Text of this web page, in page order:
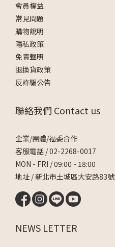
會員權益
常見問題
購物說明
隱私政策
免責聲明
退換貨政策
反詐騙公告
聯絡我們 Contact us
企業/團體/福委合作
客服電話 /02-2268-0017
MON - FRI / 09:00 - 18:00
地址 / 新北市土城區大安路83號
NEWS LETTER